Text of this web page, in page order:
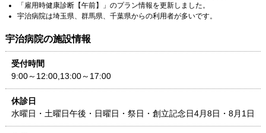
「 雇用時健康診断【午前】
」のプラン情報を更新しました。
宇治病院は埼玉県、 群馬県、 千葉県からの利用者が多いです。
宇治病院の施設情報
受付時間
9:00～12:00,13:00～17:00
休診日
水曜日・土曜日午後・日曜日・祭日・創立記念日4月8日・8月1日